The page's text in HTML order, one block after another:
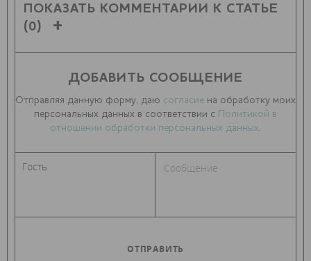
ПОКАЗАТЬ КОММЕНТАРИИ К СТАТЬЕ
(0)
ДОБАВИТЬ СООБЩЕНИЕ
Отправляя данную форму, даю согласие на обработку моих
персональных данных в соответствии с
Политикой в
отношении обработки персональных данных.